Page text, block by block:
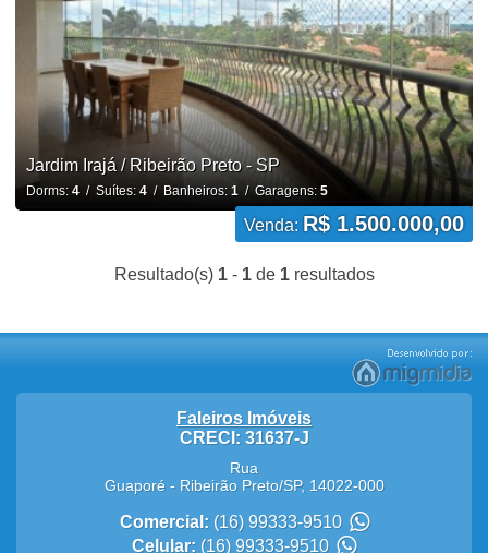
Jardim Irajá / Ribeirão Preto - SP
Dorms: 4/ Suítes: 4/ Banheiros: 1/ Garagens: 5
Venda: R$ 1.500.000,00
Resultado(s) 1- 1de 1resultados
Faleiros Imóveis
CRECI: 31637-J
Rua
Guaporé- Ribeirão Preto/SP, 14022-000
Comercial: (16) 99333-9510
Celular: (16) 99333-9510